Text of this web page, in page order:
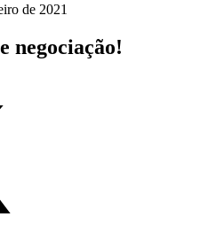
de 2021
negociação!